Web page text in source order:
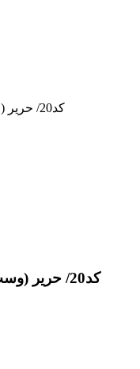
کد20/ حریر (وست حریر لایی دار با دور دوزی توری)